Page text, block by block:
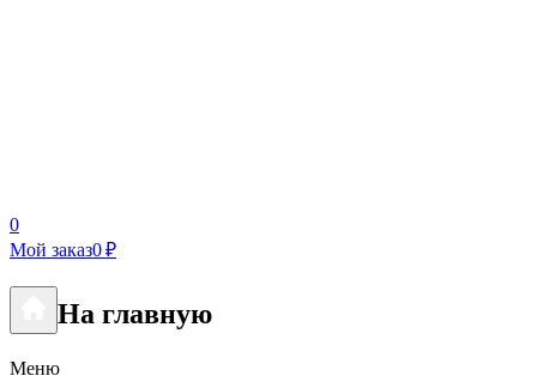
0
Мой заказ0 ₽
На главную
Меню